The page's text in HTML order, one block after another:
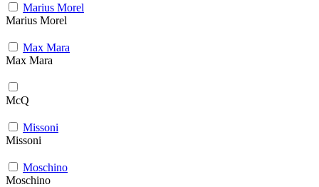
Marius Morel
Marius Morel
Max Mara
Max Mara
McQ
Missoni
Missoni
Moschino
Moschino